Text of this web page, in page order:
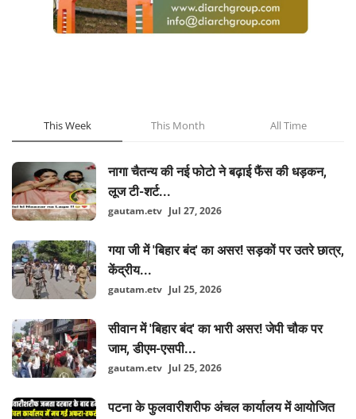
This Week This Month All Time
नागा चैतन्य की नई फोटो ने बढ़ाई फैंस की धड़कन,
लूज टी-शर्ट...
gautam.etv Jul 27, 2026
गया जी में 'बिहार बंद' का असर! सड़कों पर उतरे छात्र,
केंद्रीय...
gautam.etv Jul 25, 2026
सीवान में 'बिहार बंद' का भारी असर! जेपी चौक पर
जाम, डीएम-एसपी...
gautam.etv Jul 25, 2026
पटना के फुलवारीशरीफ अंचल कार्यालय में आयोजित